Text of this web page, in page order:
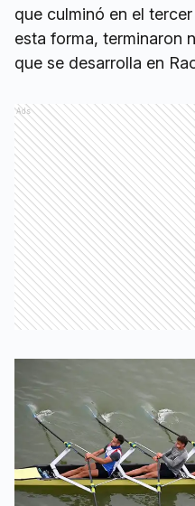
que culminó en el
esta forma, terminaron
que se desarrolla en
Ads